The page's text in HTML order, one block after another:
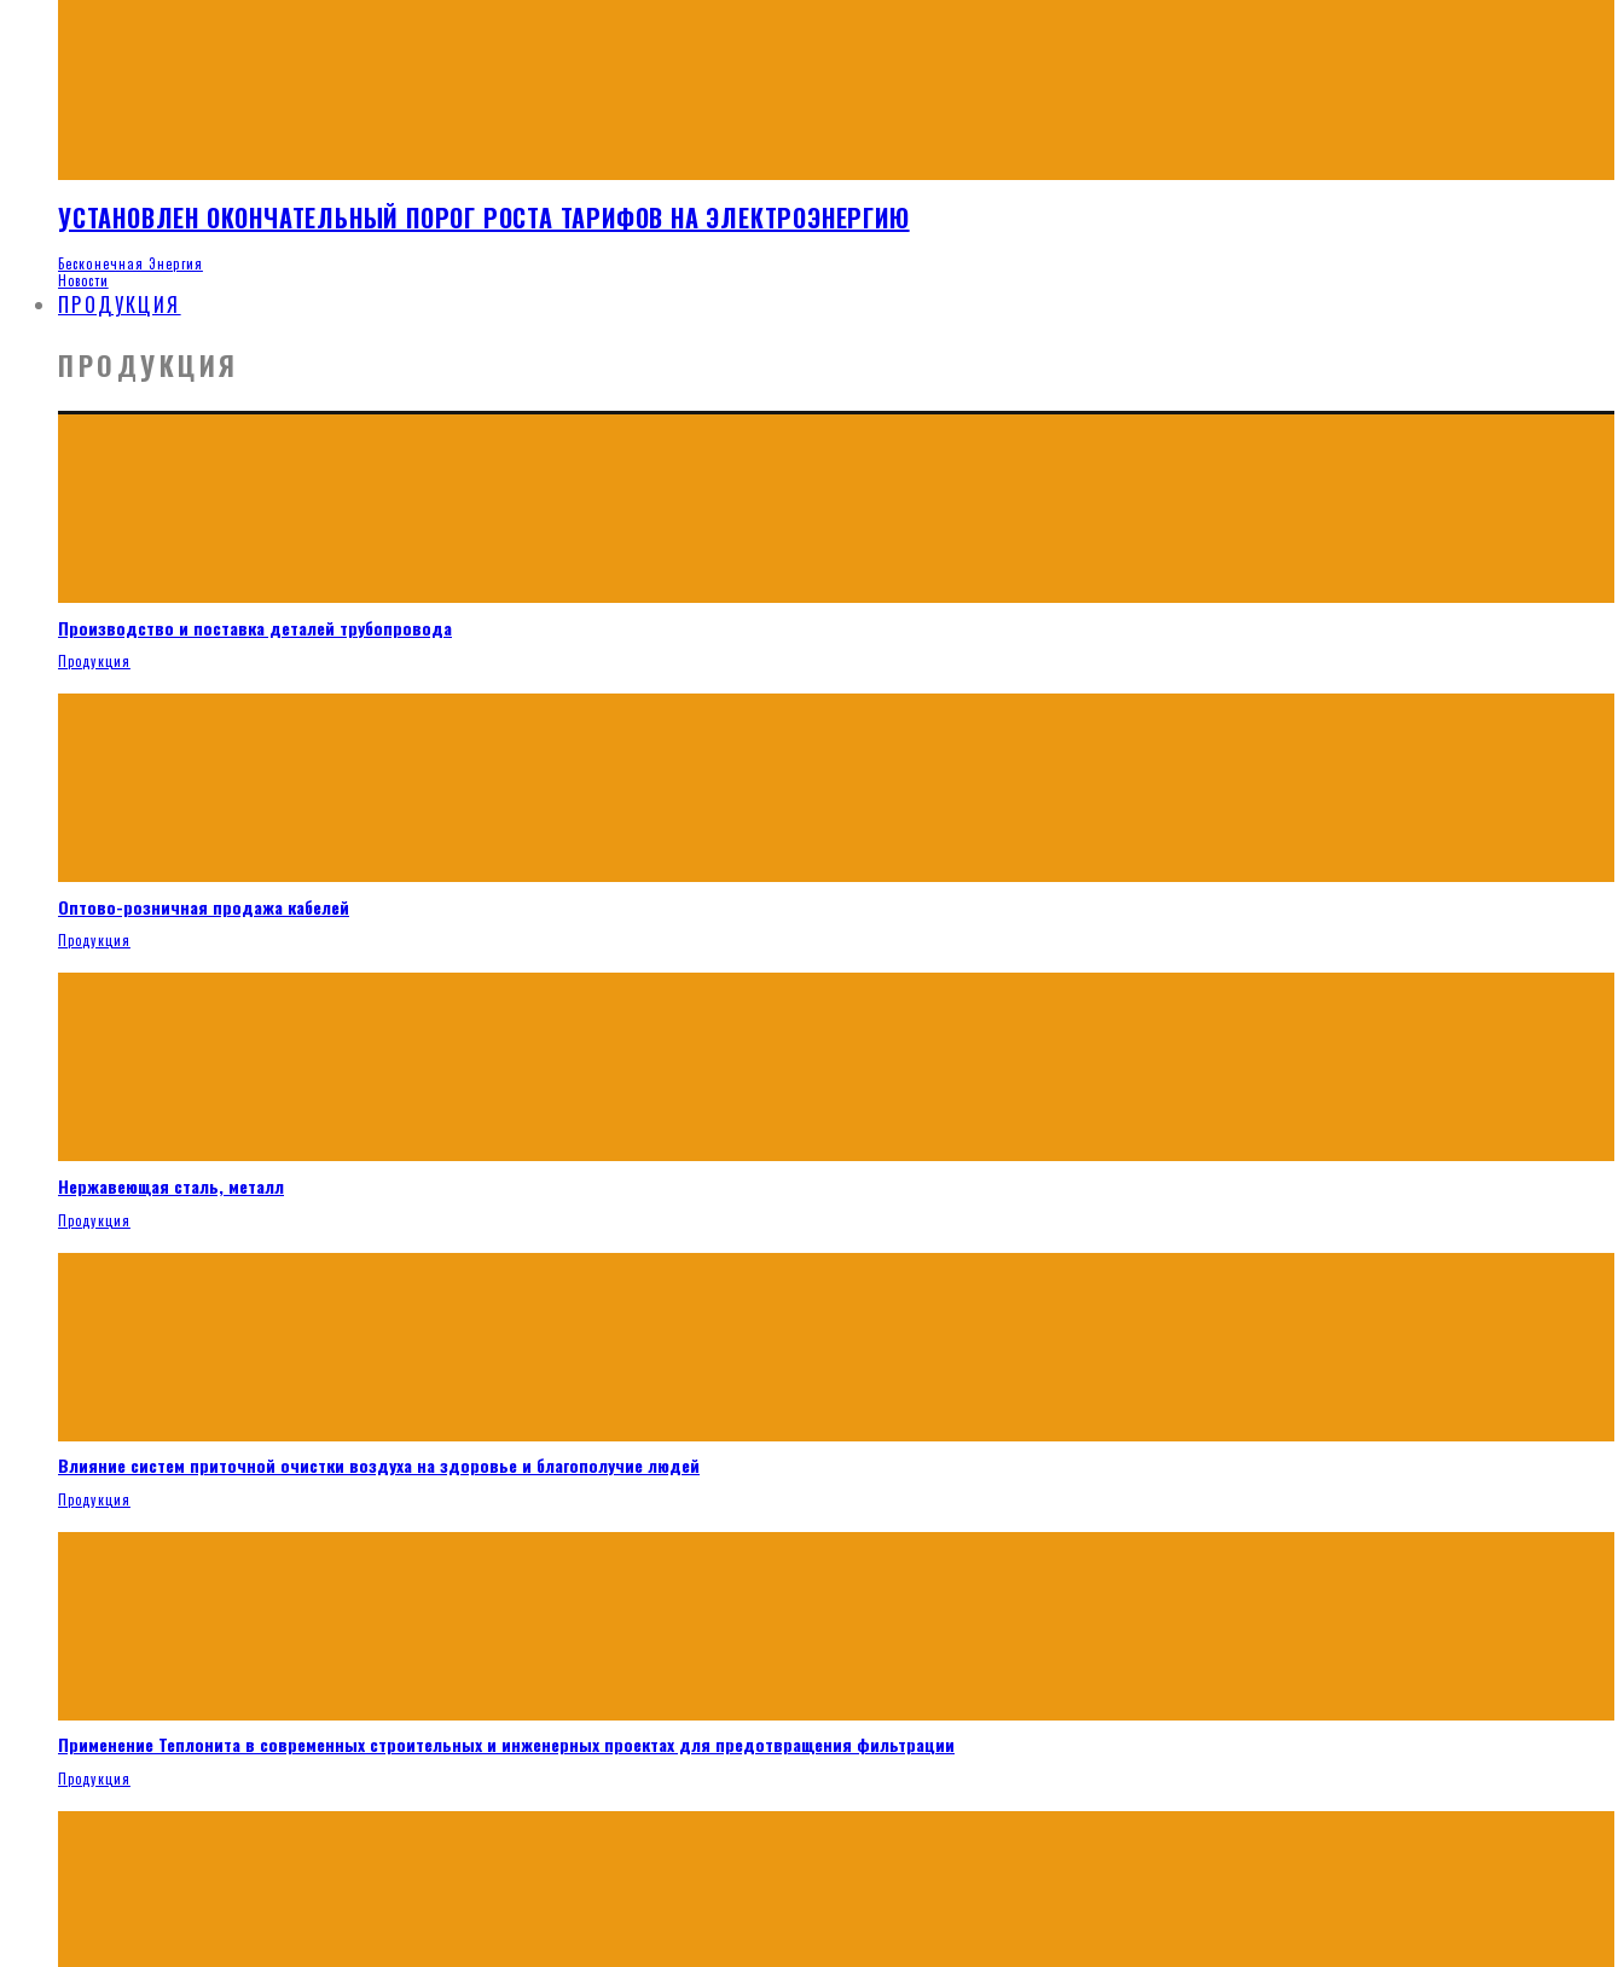
УСТАНОВЛЕН ОКОНЧАТЕЛЬНЫЙ ПОРОГ РОСТА ТАРИФОВ НА ЭЛЕКТРОЭНЕРГИЮ
Бесконечная Энергия
Новости
ПРОДУКЦИЯ
ПРОДУКЦИЯ
Производство и поставка деталей трубопровода
Продукция
Оптово-розничная продажа кабелей
Продукция
Нержавеющая сталь, металл
Продукция
Влияние систем приточной очистки воздуха на здоровье и благополучие людей
Продукция
Применение Теплонита в современных строительных и инженерных проектах для предотвращения фильтрации
Продукция